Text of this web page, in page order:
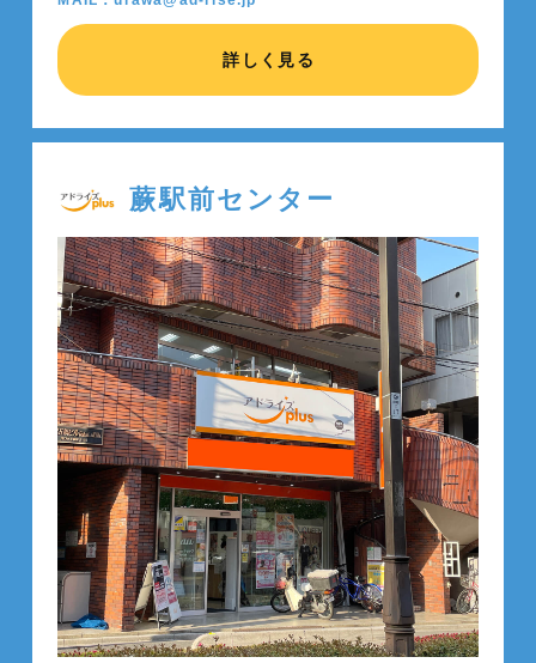
詳しく見る
蕨駅前センター